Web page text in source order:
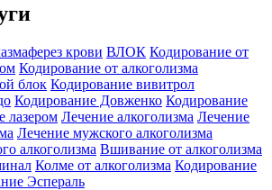
крови ВЛОК Кодирование от
Кодирование от алкоголизма
блок Кодирование вивитрол
Кодирование Довженко Кодирование
лазером Лечение алкоголизма Лечение
Лечение мужского алкоголизма
алкоголизма Вшивание от алкоголизма
Колме от алкоголизма Кодирование
Эспераль